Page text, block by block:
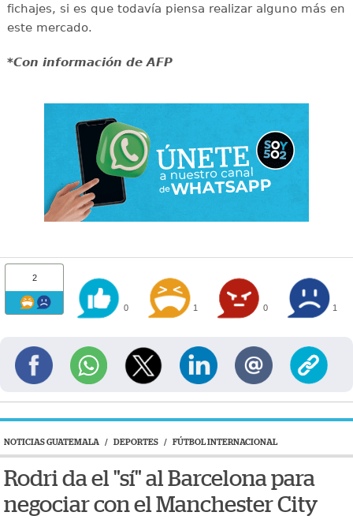
fichajes, si es que todavía piensa realizar alguno más en
este mercado.
*Con información de AFP
2
0 1 0 1
NOTICIAS GUATEMALA / DEPORTES / FÚTBOL INTERNACIONAL
Rodri da el "sí" al Barcelona para
negociar con el Manchester City